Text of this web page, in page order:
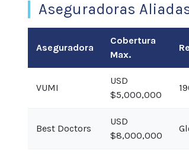
Aseguradoras
Aseguradora
Cobertura
Max.
VUMI
USD
$5,000,000
Best Doctors
USD
$8,000,000